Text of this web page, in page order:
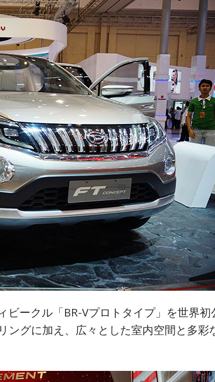
ークル「BR-Vプロトタイプ」を世界初
ングに加え、広々とした室内空間と多彩